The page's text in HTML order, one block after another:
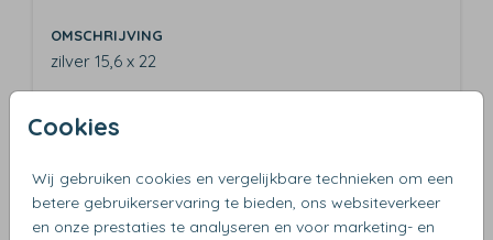
Cookies
Wij gebruiken cookies en vergelijkbare technieken om een
betere gebruikerservaring te bieden, ons websiteverkeer
en onze prestaties te analyseren en voor marketing- en
OMSCHRIJVING
zilver 15,6 x 22